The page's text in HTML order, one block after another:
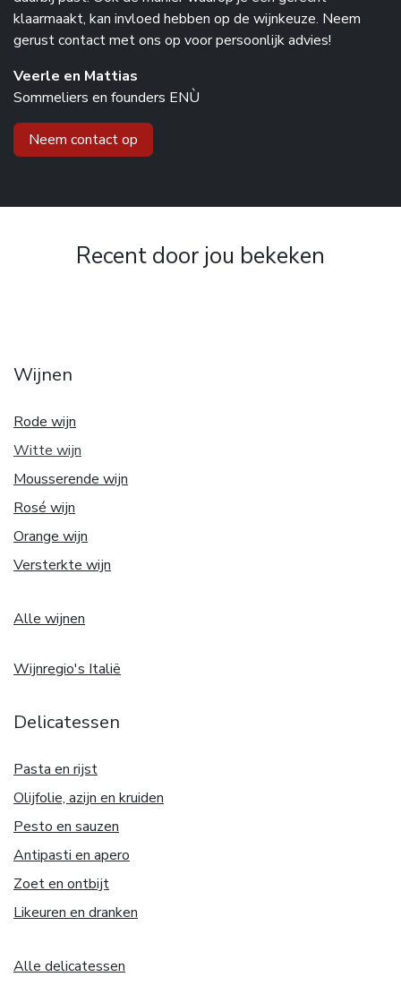
klaarmaakt, kan invloed hebben op de wijnkeuze. Neem
gerust contact met ons op voor persoonlijk advies!
Veerle en Mattias
Sommeliers en founders ENÙ
Neem contact op
Recent door jou bekeken
Wijnen
Rode wijn
Witte wijn
Mousserende wijn
Rosé wijn
Orange wijn
Versterkte wijn
Alle wijnen
Wijnregio's Italië
Delicatessen
Pasta en rijst
Olijfolie, azijn en kruiden
Pesto en sauzen
Antipasti en apero
Zoet en ontbijt
Likeuren en dranken
Alle delicatessen